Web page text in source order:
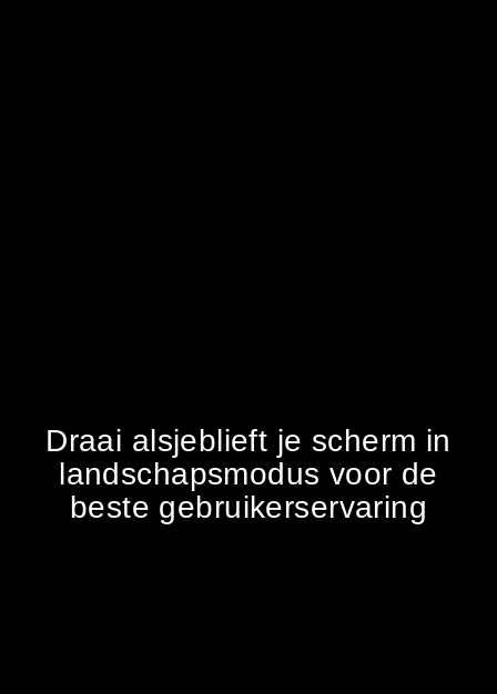
Draai alsjeblieft je scherm in
landschapsmodus voor de
beste gebruikerservaring